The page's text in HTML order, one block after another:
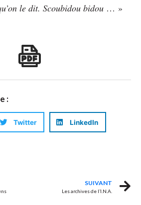
le dit. Scoubidou bidou … »
:
Twitter LinkedIn
SUIVANT
Les archives de l’I.N.A.